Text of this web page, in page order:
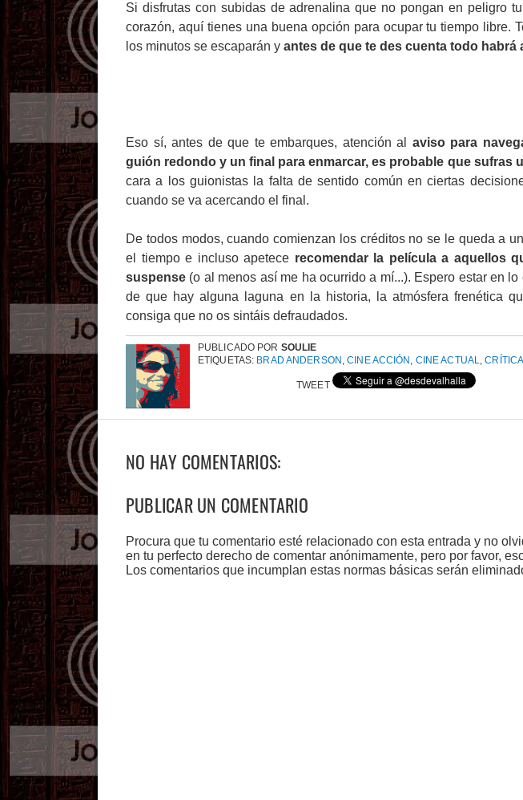
Si disfrutas con subidas de adrenalina que no pongan en peligro
corazón, aquí tienes una buena opción para ocupar tu tiempo libre.
los minutos se escaparán y antes de que te des cuenta todo habrá
Eso sí, antes de que te embarques, atención al aviso para
guión redondo y un final para enmarcar, es probable que sufras
cara a los guionistas la falta de sentido común en ciertas
cuando se va acercando el final.
De todos modos, cuando comienzan los créditos no se le queda a
el tiempo e incluso apetece recomendar la película a aquellos
suspense (o al menos así me ha ocurrido a mí...). Espero estar en
de que hay alguna laguna en la historia, la atmósfera frenética
consiga que no os sintáis defraudados.
PUBLICADO POR SOULIE
ETIQUETAS: BRAD ANDERSON ,CINE ACCIÓN , CINE ACTUAL,
TWEET
NO HAY COMENTARIOS:
PUBLICAR UN COMENTARIO
Procura que tu comentario esté relacionado con esta entrada y no
en tu perfecto derecho de comentar anónimamente, pero por favor,
Los comentarios que incumplan estas normas básicas serán